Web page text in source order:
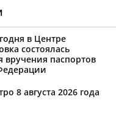
в Центре
состоялась
вручения паспортов
8 августа 2026 года